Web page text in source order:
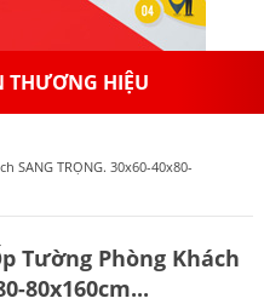
THƯƠNG HIỆU
SANG TRỌNG. 30x60-40x80-
Tường Phòng Khách
80x160cm...